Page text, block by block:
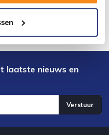
laatste nieuws en
Verstuur